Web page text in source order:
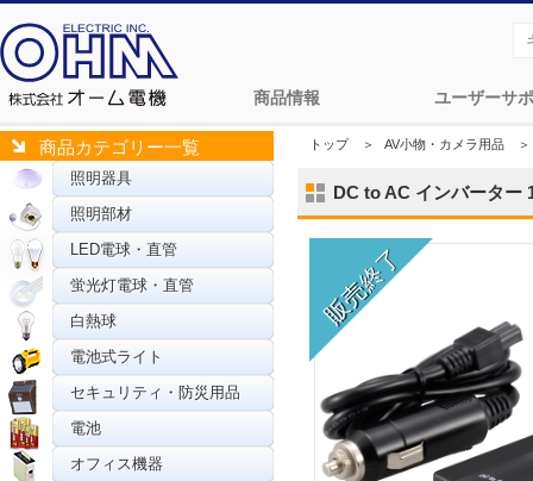
商品情報 ユーザーサ
商品カテゴリー一覧
照明器具
照明部材
LED電球・直管
蛍光灯電球・直管
白熱球
電池式ライト
セキュリティ・防災用品
電池
オフィス機器
トップ＞ AV小物・カメラ用品 ＞
DC to AC インバーター